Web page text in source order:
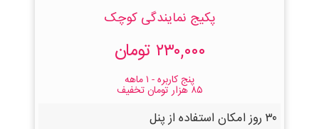
پکیج نمایندگی کوچک
۲۳۰,۰۰۰ تومان
پنج کاربره - ۱ ماهه
۸۵ هزار تومان تخفیف
۳۰ روز امکان استفاده از پنل